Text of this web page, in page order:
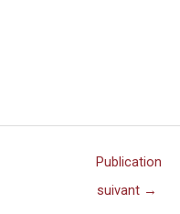
Publication
suivant →